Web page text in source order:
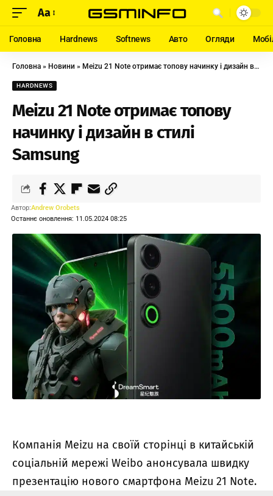
Aa
Головна Hardnews Softnews Авто Огляди
Головна » Новини » Meizu 21 Note отримає топову начинку і дизайн в стилі Samsung
HARDNEWS
Meizu 21 Note отримає топову
начинку і дизайн в стилі
Samsung
Останнє оновлення: 11.05.2024 08:25
Автор:Andrew Orobets
Компанія Meizu на своїй сторінці в китайській
соціальній мережі Weibo анонсувала швидку
презентацію нового смартфона Meizu 21 Note.